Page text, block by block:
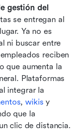
gestión del
se entregan al
Ya no es
ni buscar entre
reciben
que aumenta la
Plataformas
integrar la
, wikis y
que la
clic de distancia.